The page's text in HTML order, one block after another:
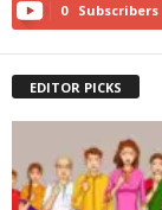
0 Subscribers
EDITOR PICKS